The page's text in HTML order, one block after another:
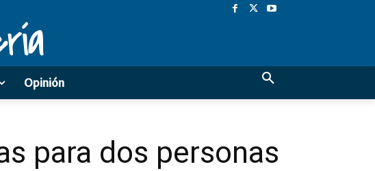
Opinión
para dos personas